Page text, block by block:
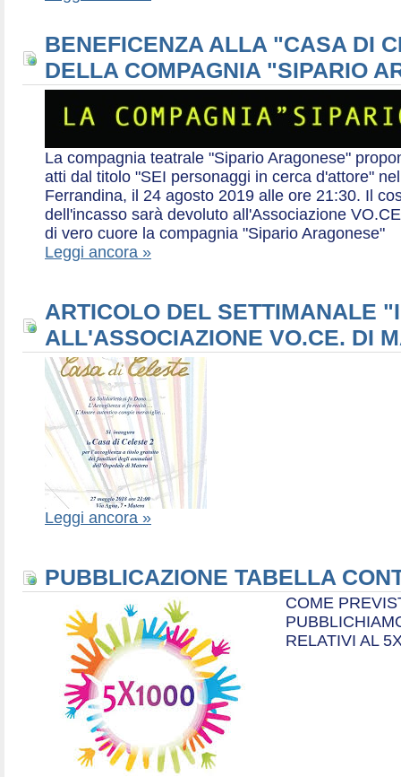
BENEFICENZA ALLA "CASA DI
DELLA COMPAGNIA "SIPARIO
La compagnia teatrale "Sipario Aragonese"
atti dal titolo "SEI personaggi in cerca d'attore"
Ferrandina, il 24 agosto 2019 alle ore 21:30. Il
dell'incasso sarà devoluto all'Associazione
di vero cuore la compagnia "Sipario Aragonese"
Leggi ancora »
ARTICOLO DEL SETTIMANALE
ALL'ASSOCIAZIONE VO.CE. DI
Leggi ancora »
PUBBLICAZIONE TABELLA
COME
RELATIVI AL